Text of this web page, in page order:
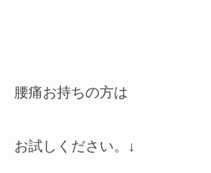
腰痛お持ちの方は
お試しください。↓